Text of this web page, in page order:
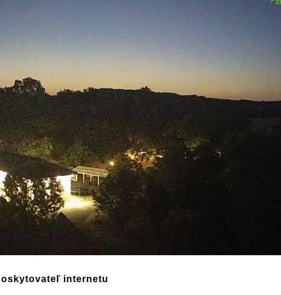
internetu